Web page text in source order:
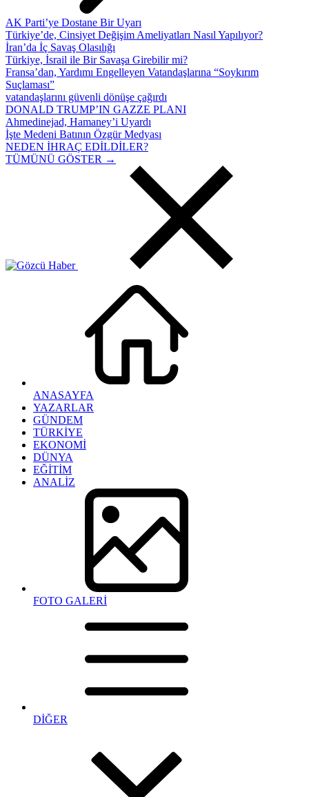
AK Parti’ye Dostane Bir Uyarı
Türkiye’de, Cinsiyet Değişim Ameliyatları Nasıl Yapılıyor?
İran’da İç Savaş Olasılığı
Türkiye, İsrail ile Bir Savaşa Girebilir mi?
Fransa’dan, Yardımı Engelleyen Vatandaşlarına “Soykırım
Suçlaması”
vatandaşlarını güvenli dönüşe çağırdı
DONALD TRUMP’IN GAZZE PLANI
Ahmedinejad, Hamaney’i Uyardı
İşte Medeni Batının Özgür Medyası
NEDEN İHRAÇ EDİLDİLER?
TÜMÜNÜ GÖSTER →
ANASAYFA
YAZARLAR
GÜNDEM
TÜRKİYE
EKONOMİ
DÜNYA
EĞİTİM
ANALİZ
FOTO GALERİ
DİĞER